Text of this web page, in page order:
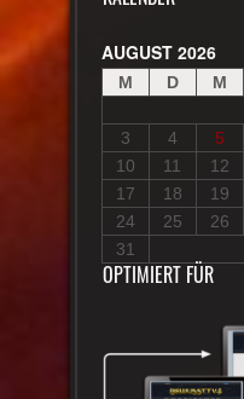
AUGUST 2026
M D M
3
4 5
10
11 12
17
18 19
24
25 26
31
OPTIMIERT FÜR